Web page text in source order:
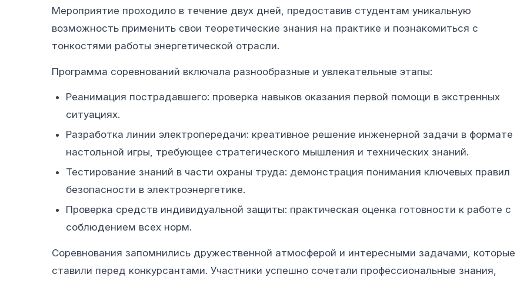
Мероприятие проходило в течение двух дней, предоставив студентам уникальную
возможность применить свои теоретические знания на практике и познакомиться с
тонкостями работы энергетической отрасли.
Программа соревнований включала разнообразные и увлекательные этапы:
Реанимация пострадавшего: проверка навыков оказания первой помощи в экстренных
ситуациях.
Разработка линии электропередачи: креативное решение инженерной задачи в формате
настольной игры, требующее стратегического мышления и технических знаний.
Тестирование знаний в части охраны труда: демонстрация понимания ключевых правил
безопасности в электроэнергетике.
Проверка средств индивидуальной защиты: практическая оценка готовности к работе с
соблюдением всех норм.
Соревнования запомнились дружественной атмосферой и интересными задачами, которые
ставили перед конкурсантами. Участники успешно сочетали профессиональные знания,